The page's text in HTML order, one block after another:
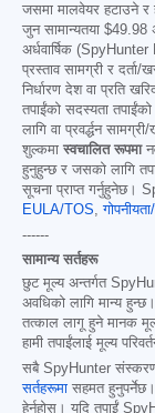
जसमा मालवेयर हटाउने र
जुन सामान्यतया $49.98
अर्धवार्षिक
प्रस्ताव सामग्री र दर्ता/
निर्धारण देश वा प्रति
तपाईंको सदस्यता
लागि वा प्रवर्द्धन
शुल्कमा स्वचालित रूपमा
हुनुहुन्छ र जसको लागि
सूचना प्राप्त गर्नुहुनेछ।
EULA/TOS,
------
सामान्य सर्तहरू
छुट मूल्य अन्तर्गत
अवधिको लागि मान्य
तत्काल लागू हुने मानक मूल्य
हामी तपाईंलाई मूल्य
सबै SpyHunter
सर्तहरूमा सहमत
हेर्नुहोस्। यदि तपाईं